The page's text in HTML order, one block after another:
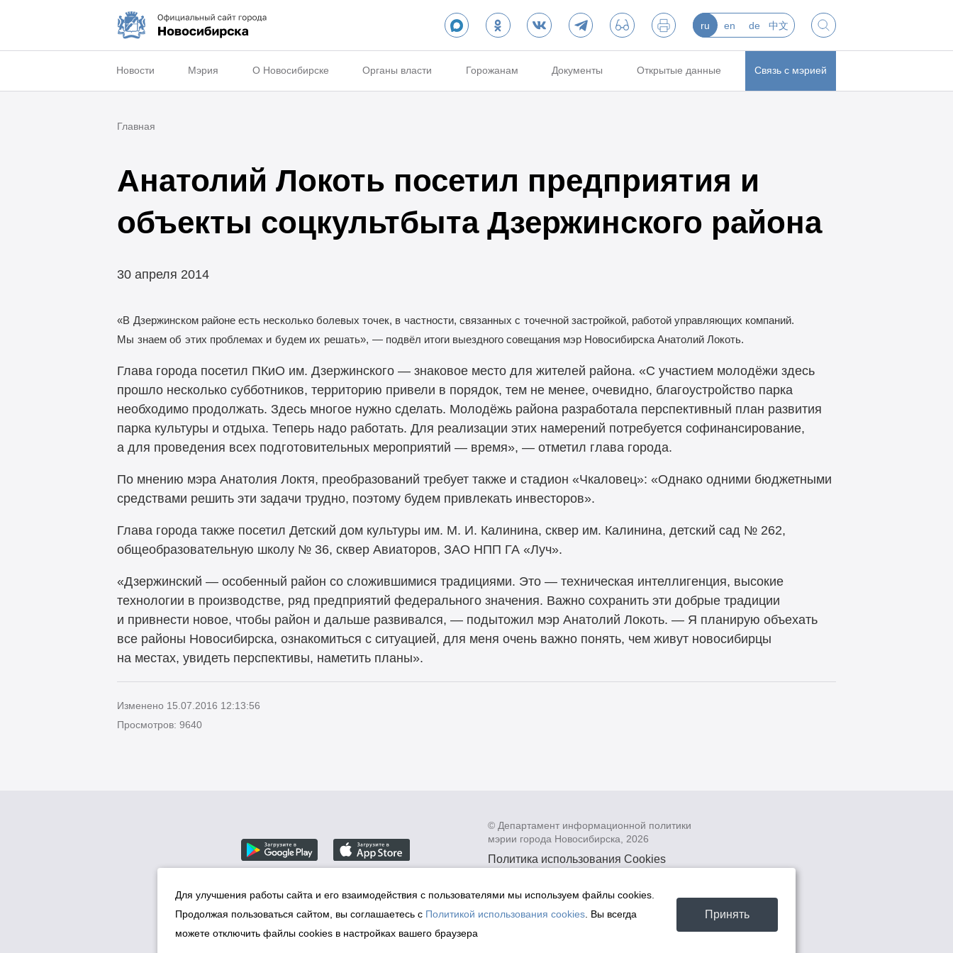
ru en de 中文
Новости Мэрия О Новосибирске Органы власти Горожанам Документы Открытые данные Связь с мэрией
Главная
Анатолий Локоть посетил предприятия и
объекты соцкультбыта Дзержинского района
30 апреля 2014
«В Дзержинском районе есть несколько болевых точек, в частности, связанных с точечной застройкой, работой управляющих компаний.
Мы знаем об этих проблемах и будем их решать», — подвёл итоги выездного совещания мэр Новосибирска Анатолий Локоть.
Глава города посетил ПКиО им. Дзержинского — знаковое место для жителей района. «С участием молодёжи здесь
прошло несколько субботников, территорию привели в порядок, тем не менее, очевидно, благоустройство парка
необходимо продолжать. Здесь многое нужно сделать. Молодёжь района разработала перспективный план развития
парка культуры и отдыха. Теперь надо работать. Для реализации этих намерений потребуется софинансирование,
а для проведения всех подготовительных мероприятий — время», — отметил глава города.
По мнению мэра Анатолия Локтя, преобразований требует также и стадион «Чкаловец»: «Однако одними бюджетными
средствами решить эти задачи трудно, поэтому будем привлекать инвесторов».
Глава города также посетил Детский дом культуры им. М. И. Калинина, сквер им. Калинина, детский сад № 262,
общеобразовательную школу № 36, сквер Авиаторов, ЗАО НПП ГА «Луч».
«Дзержинский — особенный район со сложившимися традициями. Это — техническая интеллигенция, высокие
технологии в производстве, ряд предприятий федерального значения. Важно сохранить эти добрые традиции
и привнести новое, чтобы район и дальше развивался, — подытожил мэр Анатолий Локоть. — Я планирую объехать
все районы Новосибирска, ознакомиться с ситуацией, для меня очень важно понять, чем живут новосибирцы
на местах, увидеть перспективы, наметить планы».
Изменено 15.07.2016 12:13:56
Просмотров: 9640
© Департамент информационной политики
мэрии города Новосибирска, 2026
Политика использования Cookies
данных в информационных системах
мэрии города Новосибирска
Для улучшения работы сайта и его взаимодействия с пользователями мы используем файлы cookies.
Продолжая пользоваться сайтом, вы соглашаетесь с Политикой использования cookies . Вы всегда
можете отключить файлы cookies в настройках вашего браузера
Принять